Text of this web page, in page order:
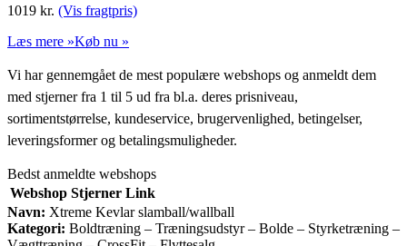
1019 kr. (Vis fragtpris)
Læs mere »Køb nu »
Vi har gennemgået de mest populære webshops og anmeldt dem
med stjerner fra 1 til 5 ud fra bl.a. deres prisniveau,
sortimentstørrelse, kundeservice, brugervenlighed, betingelser,
leveringsformer og betalingsmuligheder.
Bedst anmeldte webshops
Webshop Stjerner Link
Navn: Xtreme Kevlar slamball/wallball
Kategori: Boldtræning – Træningsudstyr – Bolde – Styrketræning –